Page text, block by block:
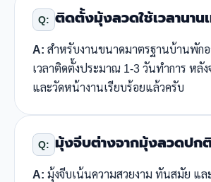
Q: ติดตั้งมุ้งลวดใช้เวลานาน
A: สำหรับงานขนาดมาตรฐานบ้านพัก
เวลาติดตั้งประมาณ 1-3 วันทำการ หลั
และวัดหน้างานเรียบร้อยแล้วครับ
Q: มุ้งจีบต่างจากมุ้งลวดปก
A: มุ้งจีบเน้นความสวยงาม ทันสมัย แ